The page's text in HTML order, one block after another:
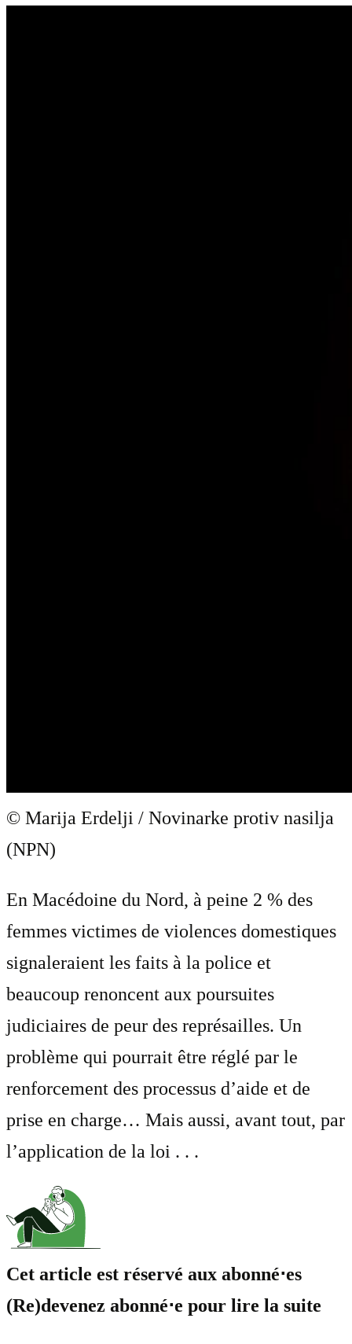
© Marija Erdelji / Novinarke protiv nasilja
(NPN)
En Macédoine du Nord, à peine 2 % des
femmes victimes de violences domestiques
signaleraient les faits à la police et
beaucoup renoncent aux poursuites
judiciaires de peur des représailles. Un
problème qui pourrait être réglé par le
renforcement des processus d’aide et de
prise en charge… Mais aussi, avant tout, par
l’application de la loi . . .
Cet article est réservé aux abonné⋅es
(Re)devenez abonné⋅e pour lire la suite